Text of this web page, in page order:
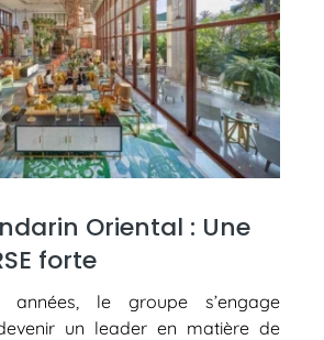
Oriental : Une
forte
années, le groupe s’engage
un leader en matière de